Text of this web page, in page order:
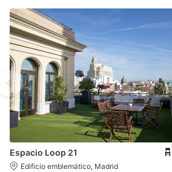
Espacio Loop 21
Edificio emblemático, Madrid